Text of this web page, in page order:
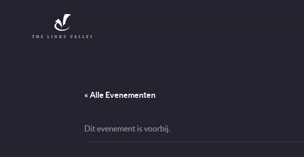
Terug naar de startpagina
« Alle Evenementen
Dit evenement is voorbij.